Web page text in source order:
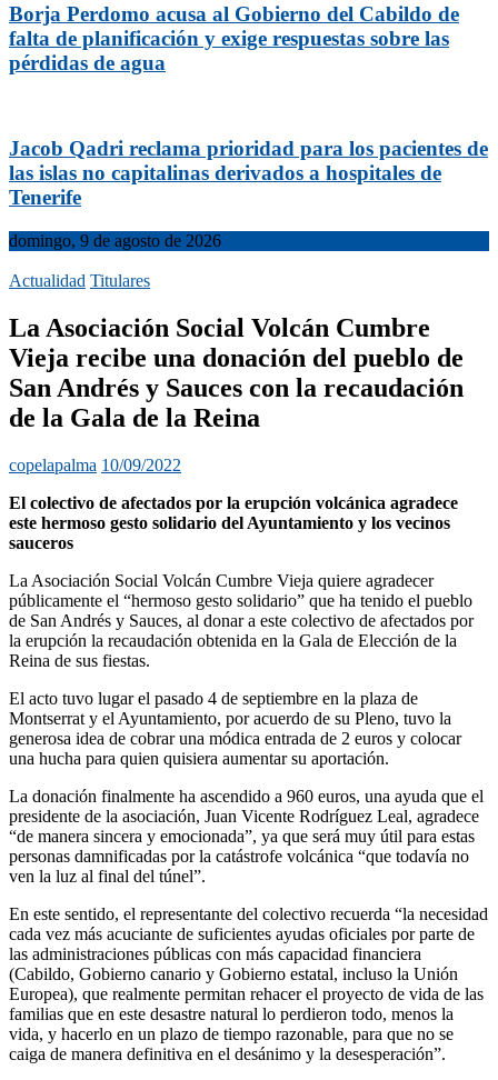
Borja Perdomo acusa al Gobierno del Cabildo de
falta de planificación y exige respuestas sobre las
pérdidas de agua
Jacob Qadri reclama prioridad para los pacientes de
las islas no capitalinas derivados a hospitales de
Tenerife
domingo, 9 de agosto de 2026
Actualidad Titulares
La Asociación Social Volcán Cumbre
Vieja recibe una donación del pueblo de
San Andrés y Sauces con la recaudación
de la Gala de la Reina
copelapalma 10/09/2022
El colectivo de afectados por la erupción volcánica agradece
este hermoso gesto solidario del Ayuntamiento y los vecinos
sauceros
La Asociación Social Volcán Cumbre Vieja quiere agradecer
públicamente el “hermoso gesto solidario” que ha tenido el pueblo
de San Andrés y Sauces, al donar a este colectivo de afectados por
la erupción la recaudación obtenida en la Gala de Elección de la
Reina de sus fiestas.
El acto tuvo lugar el pasado 4 de septiembre en la plaza de
Montserrat y el Ayuntamiento, por acuerdo de su Pleno, tuvo la
generosa idea de cobrar una módica entrada de 2 euros y colocar
una hucha para quien quisiera aumentar su aportación.
La donación finalmente ha ascendido a 960 euros, una ayuda que el
presidente de la asociación, Juan Vicente Rodríguez Leal, agradece
“de manera sincera y emocionada”, ya que será muy útil para estas
personas damnificadas por la catástrofe volcánica “que todavía no
ven la luz al final del túnel”.
En este sentido, el representante del colectivo recuerda “la necesidad
cada vez más acuciante de suficientes ayudas oficiales por parte de
las administraciones públicas con más capacidad financiera
(Cabildo, Gobierno canario y Gobierno estatal, incluso la Unión
Europea), que realmente permitan rehacer el proyecto de vida de las
familias que en este desastre natural lo perdieron todo, menos la
vida, y hacerlo en un plazo de tiempo razonable, para que no se
caiga de manera definitiva en el desánimo y la desesperación”.